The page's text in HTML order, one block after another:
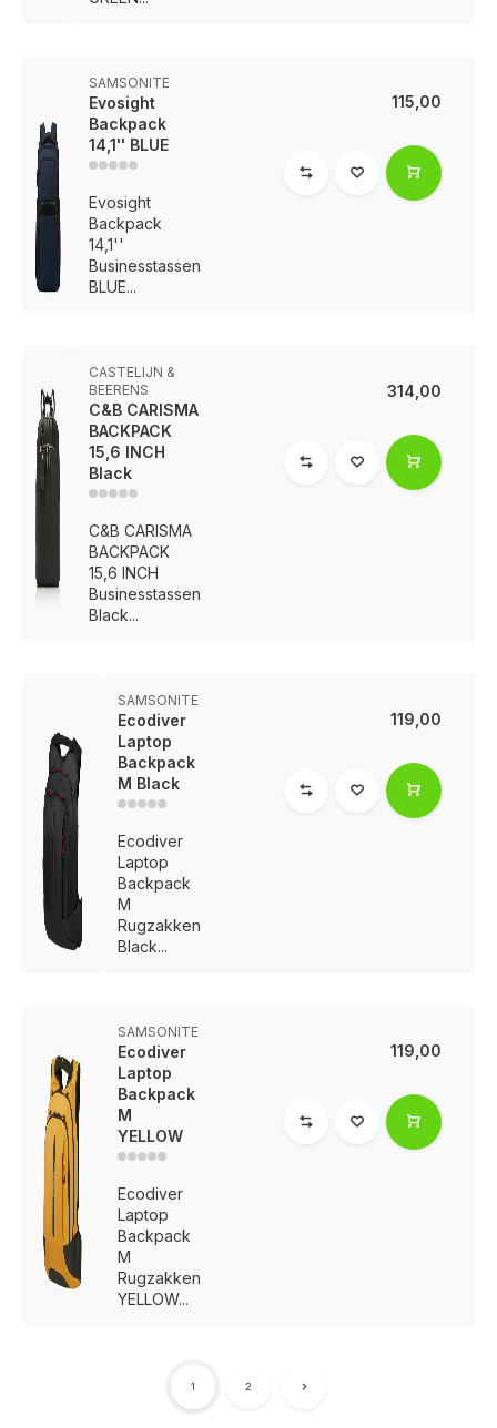
SAMSONITE
Evosight
Backpack
14,1'' BLUE
Evosight
Backpack
14,1''
Businesstassen
BLUE...
115,00
CASTELIJN &
BEERENS
C&B CARISMA
BACKPACK
15,6 INCH
Black
C&B CARISMA
BACKPACK
15,6 INCH
Businesstassen
Black...
314,00
SAMSONITE
Ecodiver
Laptop
Backpack
M Black
Ecodiver
Laptop
Backpack
M
Rugzakken
Black...
119,00
SAMSONITE
Ecodiver
Laptop
Backpack
M
YELLOW
Ecodiver
Laptop
Backpack
M
Rugzakken
YELLOW...
119,00
1 2